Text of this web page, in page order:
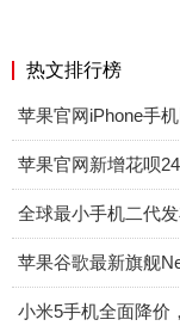
热文排行榜
苹果官网iPhone手
苹果官网新增花呗
全球最小手机二代
苹果谷歌最新旗舰
小米5手机全面降价